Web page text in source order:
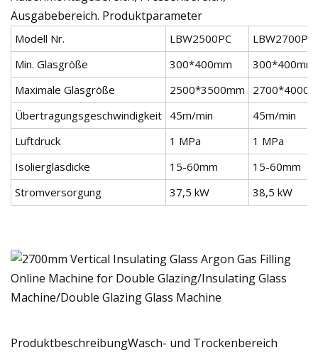
Ausgabebereich. Produktparameter
Modell Nr. LBW2500PC
LBW2700PC
Min. Glasgröße
300*400mm
300*400mm
Maximale Glasgröße
2500*3500mm
Übertragungsgeschwindigkeit 45m/min
45m/min
Luftdruck
1 MPa
1 MPa
Isolierglasdicke
15-60mm
15-60mm
Stromversorgung
37,5 kW 38,5 kW
ProduktbeschreibungWasch- und Trockenbereich